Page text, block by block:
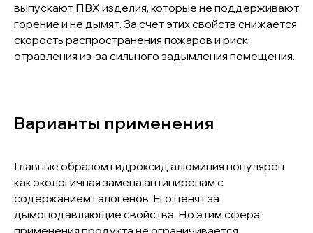
выпускают ПВХ изделия, которые не поддерживают
горение и не дымят. За счет этих свойств снижается
скорость распространения пожаров и риск
отравления из-за сильного задымления помещения.
Варианты применения
Главные образом гидроксид алюминия популярен
как экологичная замена антипиренам с
содержанием галогенов. Его ценят за
дымоподавляющие свойства. Но этим сфера
применения продукта не ограничивается.